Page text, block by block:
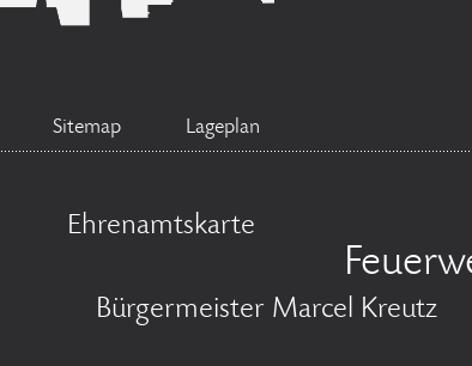
Sitemap Lageplan
Ehrenamtskarte
Bürgermeister Marcel Kreutz